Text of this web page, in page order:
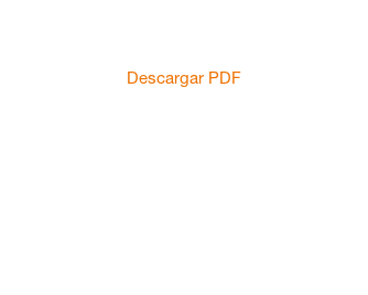
Descargar PDF